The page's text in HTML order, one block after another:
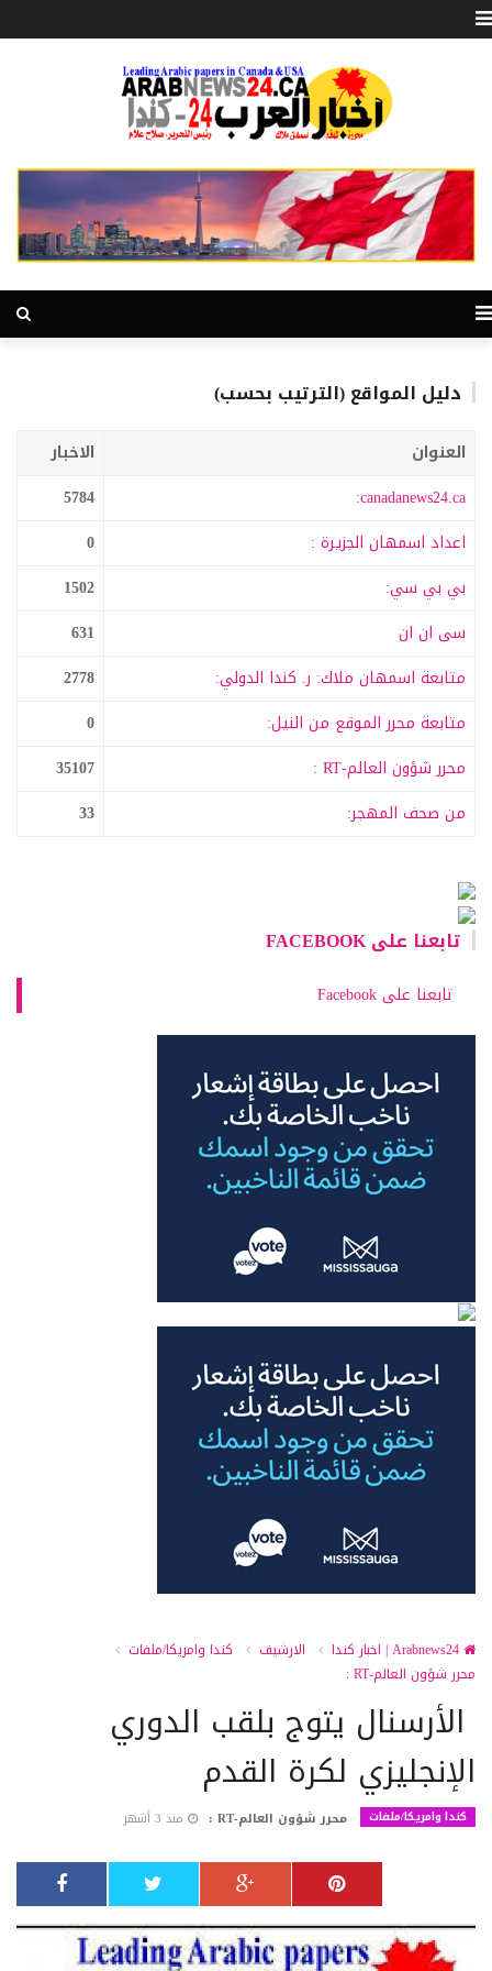
دليل المواقع (الترتيب بحسب)
العنوان
الاخبار
canadanews24.ca:
5784
اعداد اسمهان الجزيرة :
0
بي بي سي:
1502
سى ان ان
631
متابعة اسمهان ملاك: ر. كندا الدولي:
2778
متابعة محرر الموقع من النيل:
0
محرر شؤون العالم-RT :
35107
من صحف المهجر:
33
تابعنا على FACEBOOK
تابعنا على Facebook
الارشيف
كندا وامريكا/ملفات
محرر شؤون العالم-RT :
الأرسنال يتوج بلقب الدوري
الإنجليزي لكرة القدم
كندا وامريكا/ملفات محرر شؤون العالم-RT : منذ 3 أشهر